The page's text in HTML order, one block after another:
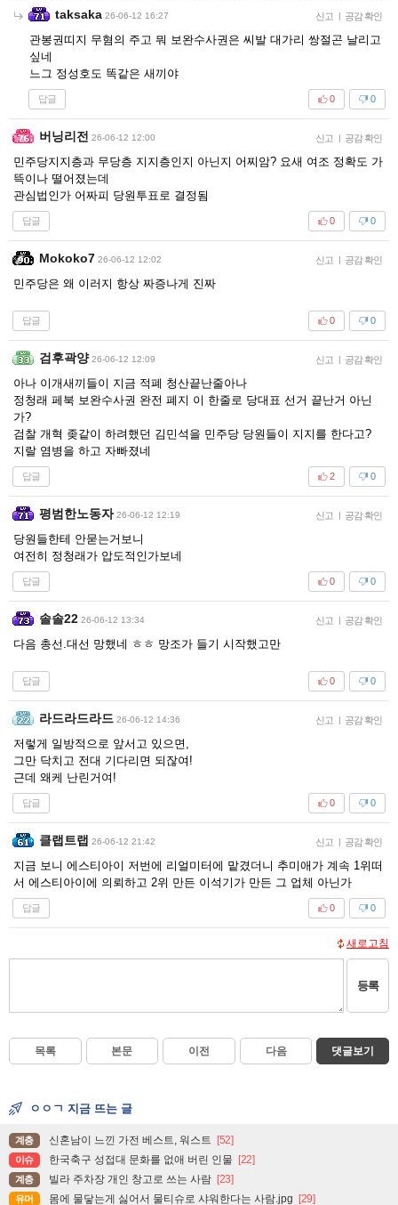
taksaka 26-06-12 16:27 신고 | 공감 확인
관봉권띠지 무혐의 주고 뭐 보완수사권은 씨발 대가리 쌍절곤 날리고
싶네
느그 정성호도 똑같은 새끼야
답글 0
0
버닝리전 26-06-12 12:00 신고 | 공감 확인
민주당지지층과 무당층 지지층인지 아닌지 어찌암? 요새 여조 정확도 가
뜩이나 떨어졌는데
관심법인가 어짜피 당원투표로 결정됨
답글 0
0
Mokoko7 26-06-12 12:02 신고 | 공감 확인
민주당은 왜 이러지 항상 짜증나게 진짜
답글 0
0
검후곽양 26-06-12 12:09 신고 | 공감 확인
아나 이개새끼들이 지금 적폐 청산끝난줄아나
정청래 페북 보완수사권 완전 폐지 이 한줄로 당대표 선거 끝난거 아닌
가?
검찰 개혁 좆같이 하려했던 김민석을 민주당 당원들이 지지를 한다고?
지랄 염병을 하고 자빠졌네
답글 0
2
평범한노동자 26-06-12 12:19 신고 | 공감 확인
당원들한테 안묻는거보니
여전히 정청래가 압도적인가보네
답글 0
0
솔솔22 26-06-12 13:34 신고 | 공감 확인
다음 총선.대선 망했네 ㅎㅎ 망조가 들기 시작했고만
답글 0
0
라드라드라드 26-06-12 14:36 신고 | 공감 확인
저렇게 일방적으로 앞서고 있으면,
그만 닥치고 전대 기다리면 되잖여!
근데 왜케 난린거여!
답글 0
0
클랩트랩 26-06-12 21:42 신고 | 공감 확인
지금 보니 에스티아이 저번에 리얼미터에 맡겼더니 추미애가 계속 1위떠
서 에스티아이에 의뢰하고 2위 만든 이석기가 만든 그 업체 아닌가
답글 0
0
새로고침
등록
목록 본문 이전 다음 댓글보기
ㅇㅇㄱ 지금 뜨는 글
계층 신혼남이 느낀 가전 베스트, 워스트 [52]
이슈 한국축구 성접대 문화를 없애 버린 인물 [22]
계층 빌라 주차장 개인 창고로 쓰는 사람 [23]
유머 몸에 물닿는게 싫어서 물티슈로 샤워한다는 사람.jpg [29]